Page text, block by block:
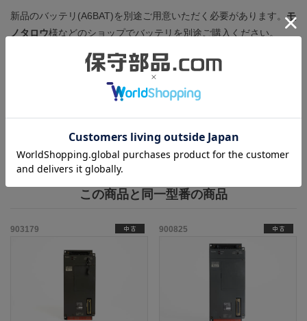
新品のバッテリ(A6BAT)を別途ご用意いただく必要があります。モ
ノタロウ様などのショップでバッテリを別途ご購入ください。
付属品はショートバー、運転キー、RAM(4K)です。RS-422ポート
のカバーがありません。
本体にはところどころに細かい擦りキズがあるのみで、状態は非
常に良好です。
この商品と同一型番の商品
903179 900825